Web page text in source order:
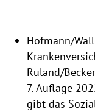
Hofmann/
Ruland/
7. Auflage
gibt das